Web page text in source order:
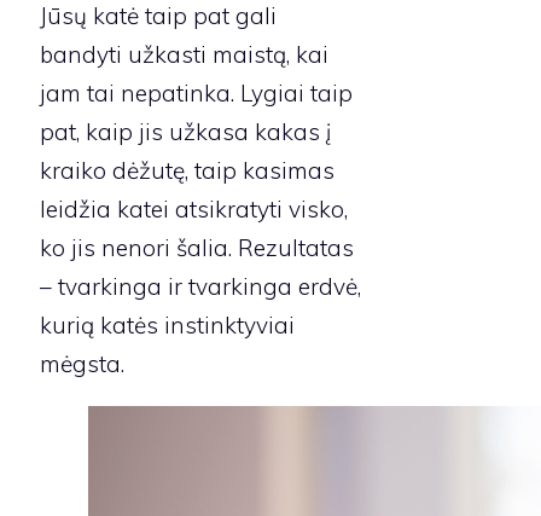
Jūsų katė taip pat gali
bandyti užkasti maistą, kai
jam tai nepatinka. Lygiai taip
pat, kaip jis užkasa kakas į
kraiko dėžutę, taip kasimas
leidžia katei atsikratyti visko,
ko jis nenori šalia. Rezultatas
– tvarkinga ir tvarkinga erdvė,
kurią katės instinktyviai
mėgsta.